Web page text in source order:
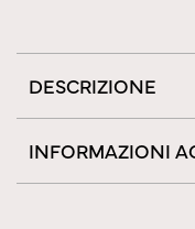
DESCRIZIONE
INFORMAZIONI